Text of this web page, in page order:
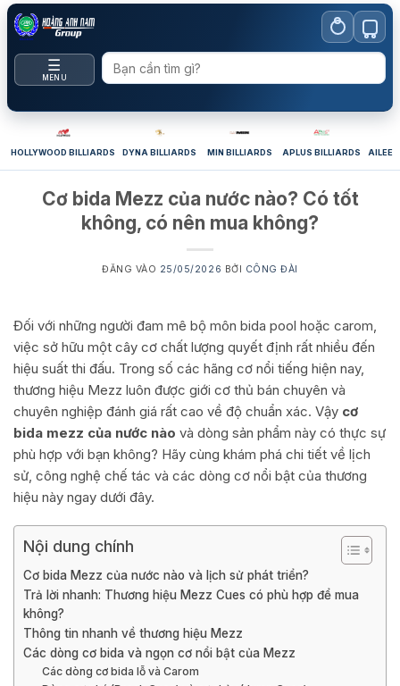
Bỏ
qua
nội
☰
MENU
HOLLYWOOD BILLIARDS DYNA BILLIARDS MIN BILLIARDS APLUS BILLIARDS
Cơ bida Mezz của nước nào? Có tốt
không, có nên mua không?
ĐĂNG VÀO 25/05/2026 BỞI CÔNG ĐÀI
Đối với những người đam mê bộ môn bida pool hoặc carom,
việc sở hữu một cây cơ chất lượng quyết định rất nhiều đến
hiệu suất thi đấu. Trong số các hãng cơ nổi tiếng hiện nay,
thương hiệu Mezz luôn được giới cơ thủ bán chuyên và
chuyên nghiệp đánh giá rất cao về độ chuẩn xác. Vậy cơ
bida mezz của nước nào và dòng sản phẩm này có thực sự
phù hợp với bạn không? Hãy cùng khám phá chi tiết về lịch
sử, công nghệ chế tác và các dòng cơ nổi bật của thương
hiệu này ngay dưới đây.
Nội dung chính
Cơ bida Mezz của nước nào và lịch sử phát triển?
Trả lời nhanh: Thương hiệu Mezz Cues có phù hợp để mua
không?
Thông tin nhanh về thương hiệu Mezz
Các dòng cơ bida và ngọn cơ nổi bật của Mezz
Các dòng cơ bida lỗ và Carom